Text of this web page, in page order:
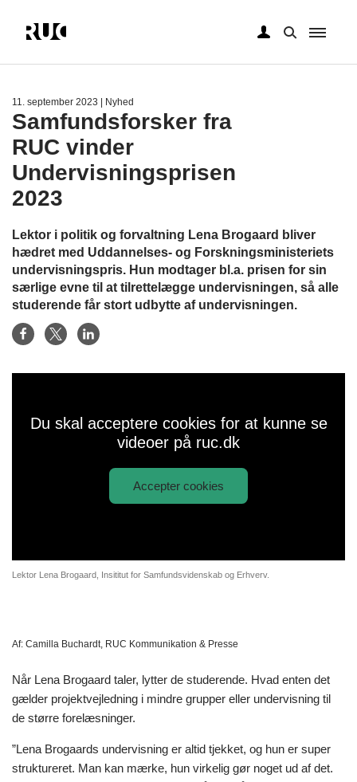
11. september 2023 | Nyhed
Samfundsforsker fra
RUC vinder
Undervisningsprisen
2023
Lektor i politik og forvaltning Lena Brogaard bliver
hædret med Uddannelses- og Forskningsministeriets
undervisningspris. Hun modtager bl.a. prisen for sin
særlige evne til at tilrettelægge undervisningen, så alle
studerende får stort udbytte af undervisningen.
Du skal acceptere cookies for at kunne se
videoer på ruc.dk
Accepter cookies
Lektor Lena Brogaard, Insititut for Samfundsvidenskab og Erhverv.
Af: Camilla Buchardt, RUC Kommunikation & Presse
Når Lena Brogaard taler, lytter de studerende. Hvad enten det
gælder projektvejledning i mindre grupper eller undervisning til
de større forelæsninger.
”Lena Brogaards undervisning er altid tjekket, og hun er super
struktureret. Man kan mærke, hun virkelig gør noget ud af det.